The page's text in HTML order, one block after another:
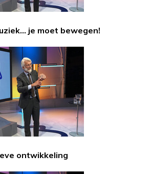
je moet bewegen!
ontwikkeling